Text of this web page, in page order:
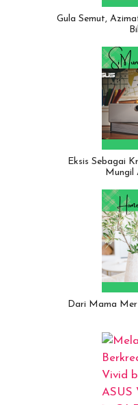
Gula Semut,
Eksis Sebagai
Mungil
Dari Mama